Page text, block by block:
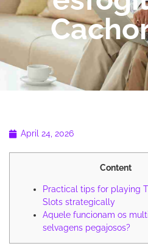
April 24, 2026
Content
Practical tips for playing
Slots strategically
Aquele funcionam os
selvagens pegajosos?